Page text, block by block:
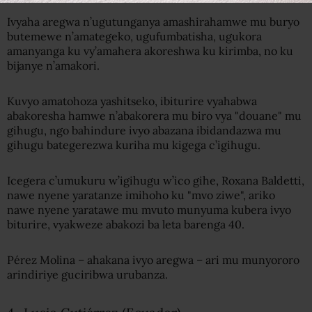
Ivyaha aregwa n’ugutunganya amashirahamwe mu buryo
butemewe n’amategeko, ugufumbatisha, ugukora
amanyanga ku vy’amahera akoreshwa ku kirimba, no ku
bijanye n’amakori.
Kuvyo amatohoza yashitseko, ibiturire vyahabwa
abakoresha hamwe n’abakorera mu biro vya "douane" mu
gihugu, ngo bahindure ivyo abazana ibidandazwa mu
gihugu bategerezwa kuriha mu kigega c’igihugu.
Icegera c’umukuru w’igihugu w’ico gihe, Roxana Baldetti,
nawe nyene yaratanze imihoho ku "mvo ziwe", ariko
nawe nyene yaratawe mu mvuto munyuma kubera ivyo
biturire, vyakweze abakozi ba leta barenga 40.
Pérez Molina – ahakana ivyo aregwa – ari mu munyororo
arindiriye guciribwa urubanza.